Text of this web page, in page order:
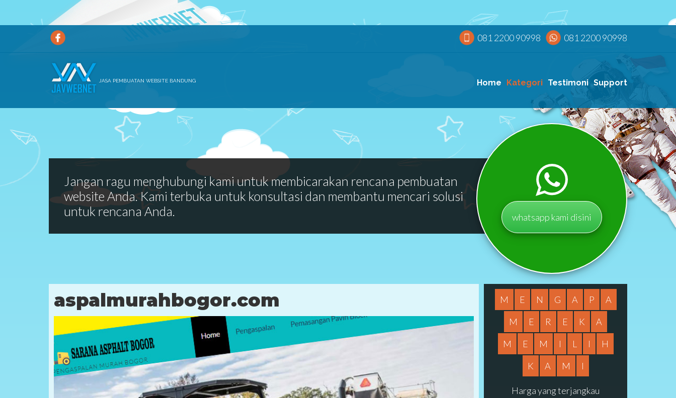
081 2200 90998 081 2200 90998
JASA PEMBUATAN WEBSITE BANDUNG Home Kategori Testimoni Support
Jangan ragu menghubungi kami untuk membicarakan rencana pembuatan
website Anda. Kami terbuka untuk konsultasi dan membantu mencari solusi
untuk rencana Anda.
whatsapp kami disini
aspalmurahbogor.com M E N G A P
A
M
E R E K
A
M
E M I L I
H
K
A M I
Harga yang terjangkau